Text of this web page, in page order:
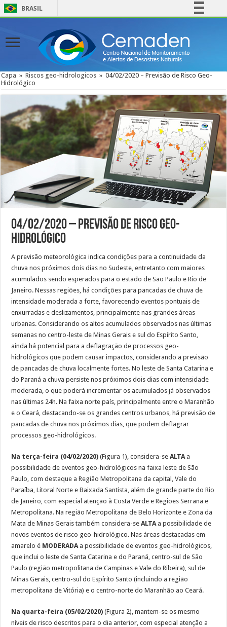
BRASIL
Comunica BR
Participe
Acesso à informação
Canais
Capa » Riscos geo-hidrologicos » 04/02/2020 – Previsão de Risco Geo-
Hidrológico
04/02/2020 – Previsão de Risco Geo-
Hidrológico
A previsão meteorológica indica condições para a continuidade da
chuva nos próximos dois dias no Sudeste, entretanto com maiores
acumulados sendo esperados para o estado de São Paulo e Rio de
Janeiro. Nessas regiões, há condições para pancadas de chuva de
intensidade moderada a forte, favorecendo eventos pontuais de
enxurradas e deslizamentos, principalmente nas grandes áreas
urbanas. Considerando os altos acumulados observados nas últimas
semanas no centro-leste de Minas Gerais e sul do Espírito Santo,
ainda há potencial para a deflagração de processos geo-
hidrológicos que podem causar impactos, considerando a previsão
de pancadas de chuva localmente fortes. No leste de Santa Catarina e
do Paraná a chuva persiste nos próximos dois dias com intensidade
moderada, o que poderá incrementar os acumulados já observados
nas últimas 24h. Na faixa norte país, principalmente entre o Maranhão
e o Ceará, destacando-se os grandes centros urbanos, há previsão de
pancadas de chuva nos próximos dias, que podem deflagrar
processos geo-hidrológicos.
Na terça-feira (04/02/2020) (Figura 1), considera-seALTA a
possibilidade de eventos geo-hidrológicos na faixa leste de São
Paulo, com destaque a Região Metropolitana da capital, Vale do
Paraíba, Litoral Norte e Baixada Santista, além de grande parte do Rio
de Janeiro, com especial atenção à Costa Verde e Regiões Serrana e
Metropolitana. Na região Metropolitana de Belo Horizonte e Zona da
Mata de Minas Gerais também considera-seALTA a possibilidade de
novos eventos de risco geo-hidrológico. Nas áreas destacadas em
amarelo é MODERADA a possibilidade de eventos geo-hidrológicos,
que inclui o leste de Santa Catarina e do Paraná, centro-sul de São
Paulo (região metropolitana de Campinas e Vale do Ribeira), sul de
Minas Gerais, centro-sul do Espírito Santo (incluindo a região
metropolitana de Vitória) e o centro-norte do Maranhão ao Ceará.
Na quarta-feira (05/02/2020) (Figura 2), mantem-se os mesmo
níveis de risco descritos para o dia anterior, com especial atenção a